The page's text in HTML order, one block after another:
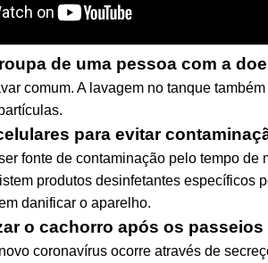
de uma pessoa com a
comum. A lavagem no tanque
para evitar
fonte de contaminação pelo tempo
produtos desinfetantes específicos
danificar o aparelho.
o cachorro após os
coronavírus ocorre através de